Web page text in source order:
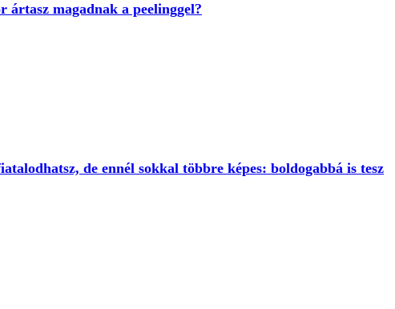
magadnak a peelinggel?
de ennél sokkal többre képes: boldogabbá is tesz